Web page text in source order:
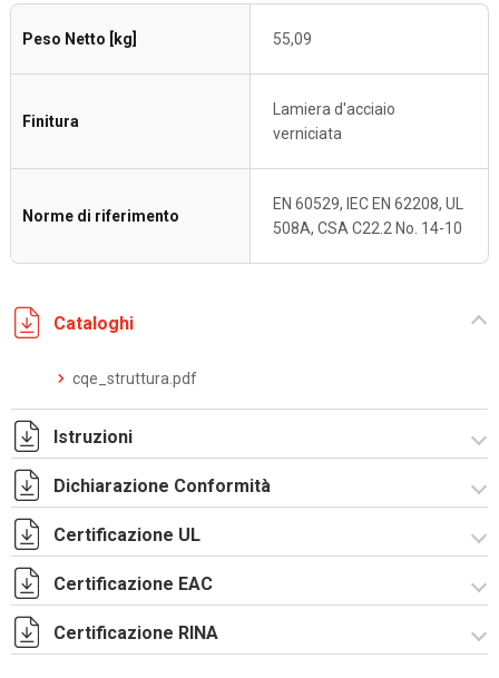
Peso Netto [kg] 55,09
Finitura
Lamiera d'acciaio
verniciata
Norme di riferimento
EN 60529, IEC EN 62208, UL
508A, CSA C22.2 No. 14-10
Cataloghi
cqe_struttura.pdf
Istruzioni
Istruzioni di montaggio CQE_stampa.pdf
Dichiarazione Conformità
CE Declaration - CQE Rev.02.pdf
UKCA Declaration - CQE Rev.00.pdf
Certificazione UL
Certificato UL - CQE kit.pdf
Certificazione EAC
Lettera di esenzione EAC armadi CQE e CAE.pdf
Certificazione RINA